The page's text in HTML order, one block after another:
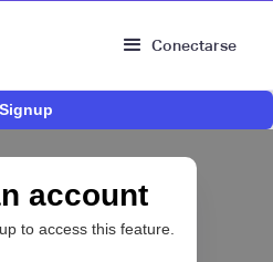
Conectarse
Signup
account
to access this feature.
gestión de tesorería de